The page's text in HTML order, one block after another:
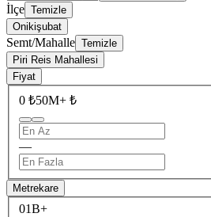
İlçe Temizle
Onikişubat
Semt/Mahalle Temizle
Piri Reis Mahallesi
Fiyat
0 ₺50M+ ₺
—
Metrekare
01B+